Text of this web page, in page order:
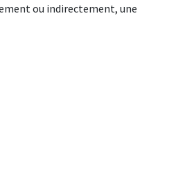
ou indirectement, une